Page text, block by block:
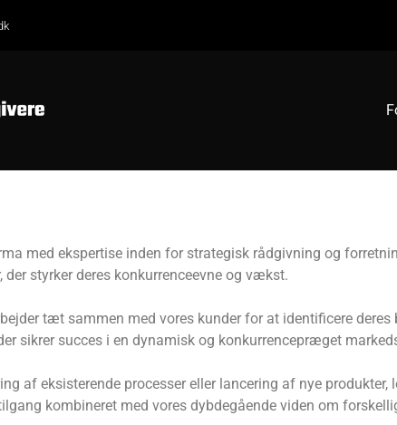
med ekspertise inden for strategisk rådgivning og
styrker deres konkurrenceevne og vækst.
tæt sammen med vores kunder for at identificere
sikrer succes i en dynamisk og konkurrencepræget
af eksisterende processer eller lancering af nye
kombineret med vores dybdegående viden om